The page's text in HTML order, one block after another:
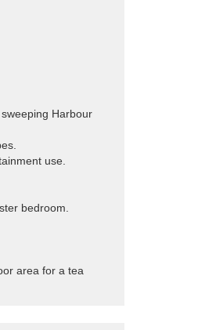
Harbour
use.
bedroom.
area for a tea